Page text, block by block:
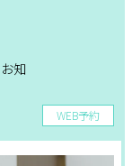
WEB予約
知